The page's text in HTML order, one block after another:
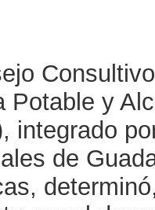
Potable y
integrado
de